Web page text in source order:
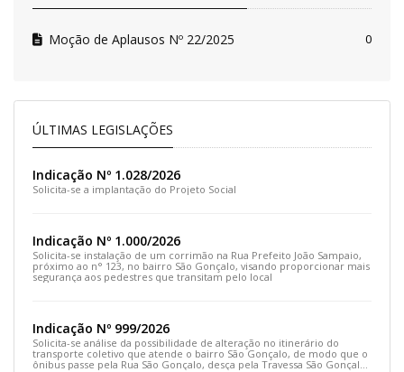
Moção de Aplausos Nº 22/2025 0
ÚLTIMAS LEGISLAÇÕES
Indicação Nº 1.028/2026
Solicita-se a implantação do Projeto Social
Indicação Nº 1.000/2026
Solicita-se instalação de um corrimão na Rua Prefeito João Sampaio,
próximo ao n° 123, no bairro São Gonçalo, visando proporcionar mais
segurança aos pedestres que transitam pelo local
Indicação Nº 999/2026
Solicita-se análise da possibilidade de alteração no itinerário do
transporte coletivo que atende o bairro São Gonçalo, de modo que o
ônibus passe pela Rua São Gonçalo, desça pela Travessa São Gonçalo